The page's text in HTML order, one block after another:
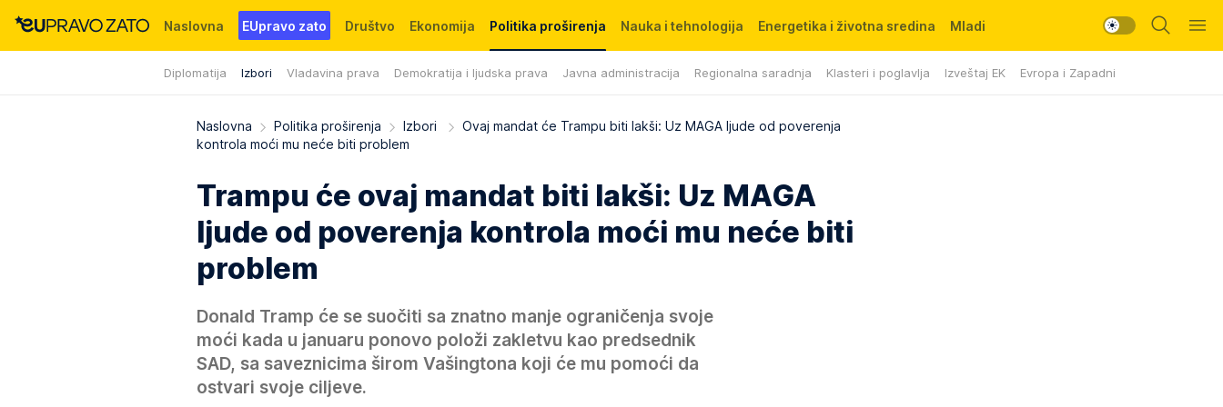
Naslovna EUpravo zato Društvo Ekonomija Politika proširenja
Diplomatija Izbori Vladavina prava Demokratija i ljudska prava Javna administracija Regionalna saradnja Klasteri i poglavlja Izveštaj EK Evropa i Zapadni Balkan
Nauka i tehnologija Energetika i životna sredina Mladi
Događaji News WMG fondacija
Naslovna Politika proširenja Izbori
Ovaj mandat će Trampu biti lakši: Uz MAGA ljude od poverenja
kontrola moći mu neće biti problem
Trampu će ovaj mandat biti lakši: Uz MAGA
ljude od poverenja kontrola moći mu neće biti
problem
Donald Tramp će se suočiti sa znatno manje ograničenja svoje
moći kada u januaru ponovo položi zakletvu kao predsednik
SAD, sa saveznicima širom Vašingtona koji će mu pomoći da
ostvari svoje ciljeve.